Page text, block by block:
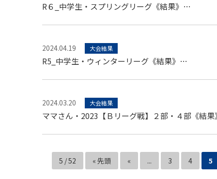
R６_中学生・スプリングリーグ《結果》…
2024.04.19 大会結果
R5_中学生・ウィンターリーグ《結果》…
2024.03.20 大会結果
ママさん・2023【Ｂリーグ戦】２部・４部《結
5 / 52 « 先頭 « ... 3 4 5